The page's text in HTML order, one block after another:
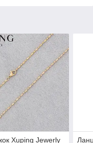
Xuping Jewerly